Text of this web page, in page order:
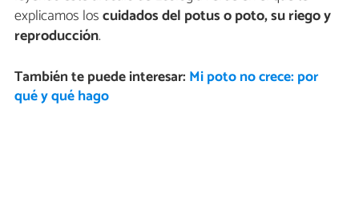
explicamos loscuidados del potus o poto, su riego y
reproducción.
También te puede interesar: Mi poto no crece: por
qué y qué hago